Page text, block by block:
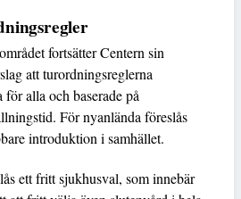
fortsätter Centern sin
att turordningsreglerna
alla och baserade på
För nyanlända föreslås
introduktion i samhället.
ett fritt sjukhusval, som innebär